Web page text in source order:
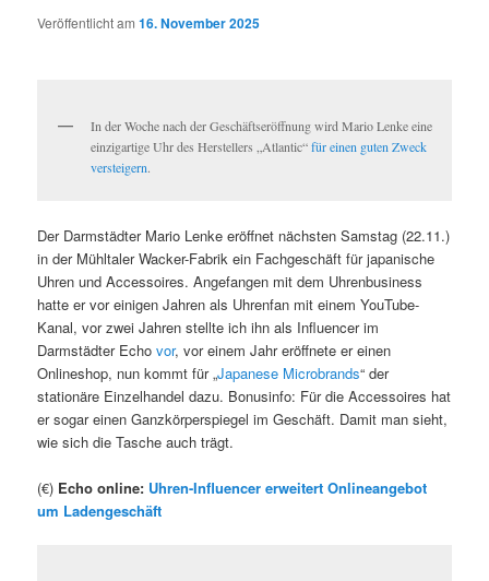
Veröffentlicht am16. November 2025
In der Woche nach der Geschäftseröffnung wird Mario Lenke eine
einzigartige Uhr des Herstellers „Atlantic“für einen guten Zweck
versteigern.
Der Darmstädter Mario Lenke eröffnet nächsten Samstag (22.11.)
in der Mühltaler Wacker-Fabrik ein Fachgeschäft für japanische
Uhren und Accessoires. Angefangen mit dem Uhrenbusiness
hatte er vor einigen Jahren als Uhrenfan mit einem YouTube-
Kanal, vor zwei Jahren stellte ich ihn als Influencer im
Darmstädter Echovor, vor einem Jahr eröffnete er einen
Onlineshop, nun kommt für „Japanese Microbrands“ der
stationäre Einzelhandel dazu. Bonusinfo: Für die Accessoires hat
er sogar einen Ganzkörperspiegel im Geschäft. Damit man sieht,
wie sich die Tasche auch trägt.
(€) Echo online: Uhren-Influencer erweitert Onlineangebot
um Ladengeschäft